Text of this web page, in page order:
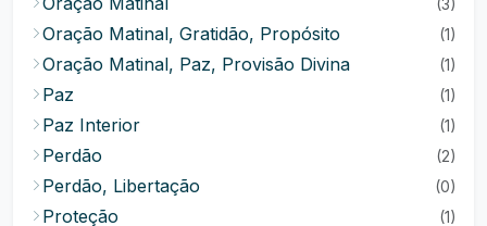
Oração Matinal, Gratidão, Propósito (1)
Oração Matinal, Paz, Provisão Divina (1)
Paz (1)
Paz Interior (1)
Perdão (2)
Perdão, Libertação (0)
Proteção (1)